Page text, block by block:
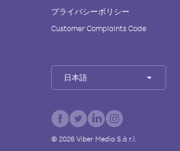
プライバシーポリシー
Customer Complaints Code
日本語
© 2026Viber Media S.à r.l.